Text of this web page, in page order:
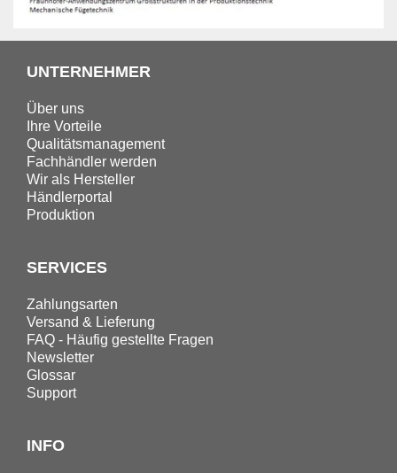
UNTERNEHMER
Über uns
Ihre Vorteile
Qualitätsmanagement
Fachhändler werden
Wir als Hersteller
Händlerportal
Produktion
SERVICES
Zahlungsarten
Versand & Lieferung
FAQ - Häufig gestellte Fragen
Newsletter
Glossar
Support
INFO